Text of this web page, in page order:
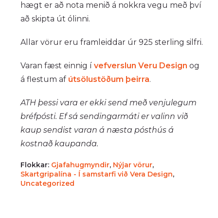
hægt er að nota menið á nokkra vegu með því
að skipta út ólinni.
Allar vörur eru framleiddar úr 925 sterling silfri.
Varan fæst einnig í vefverslun Veru Design og
á flestum af útsölustöðum þeirra.
ATH þessi vara er ekki send með venjulegum
bréfpósti. Ef sá sendingarmáti er valinn við
kaup sendist varan á næsta pósthús á
kostnað kaupanda.
Flokkar: Gjafahugmyndir, Nýjar vörur,
Skartgripalína - Í samstarfi við Vera Design,
Uncategorized